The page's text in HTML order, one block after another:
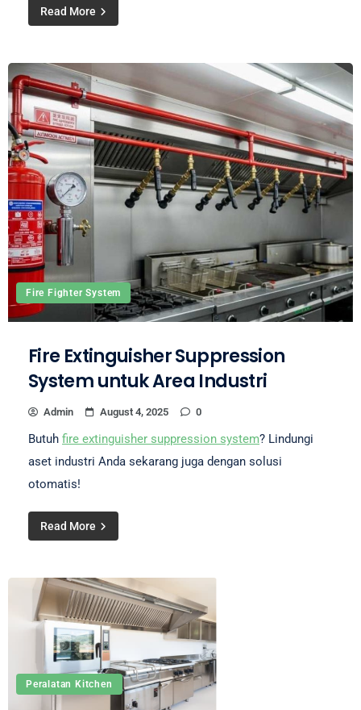
Read More
Fire Fighter System
Fire Extinguisher Suppression
System untuk Area Industri
Admin August 4, 2025 0
Butuh fire extinguisher suppression system? Lindungi
aset industri Anda sekarang juga dengan solusi
otomatis!
Read More
Peralatan Kitchen